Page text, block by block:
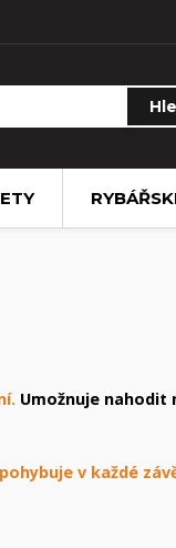
Umožnuje nahodit
v každé